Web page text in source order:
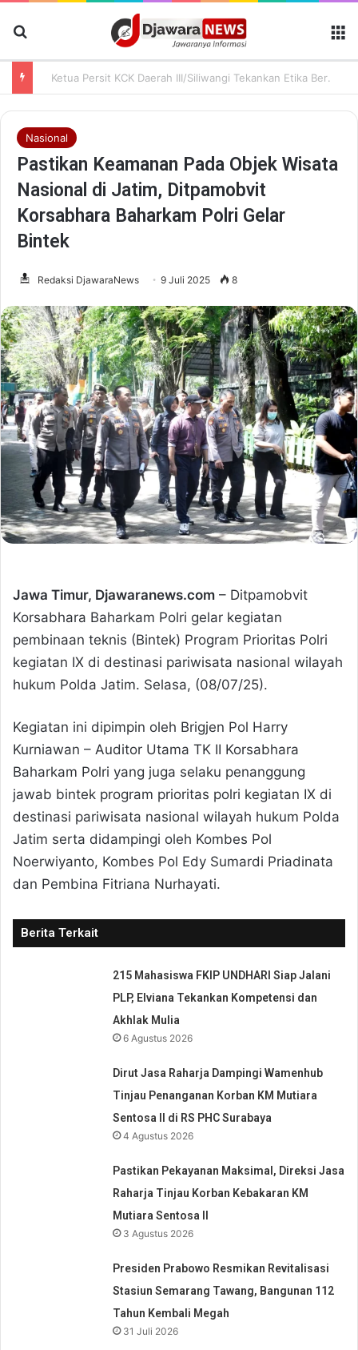
Ketua Persit KCK Daerah III/Siliwangi Tekankan Etika Bermedia Sosial dan Penguatan Peran Keluarga
Nasional
Pastikan Keamanan Pada Objek Wisata
Nasional di Jatim, Ditpamobvit
Korsabhara Baharkam Polri Gelar
Bintek
Redaksi DjawaraNews 9 Juli 2025 8
Jawa Timur, Djawaranews.com – Ditpamobvit
Korsabhara Baharkam Polri gelar kegiatan
pembinaan teknis (Bintek) Program Prioritas Polri
kegiatan IX di destinasi pariwisata nasional wilayah
hukum Polda Jatim. Selasa, (08/07/25).
Kegiatan ini dipimpin oleh Brigjen Pol Harry
Kurniawan – Auditor Utama TK II Korsabhara
Baharkam Polri yang juga selaku penanggung
jawab bintek program prioritas polri kegiatan IX di
destinasi pariwisata nasional wilayah hukum Polda
Jatim serta didampingi oleh Kombes Pol
Noerwiyanto, Kombes Pol Edy Sumardi Priadinata
dan Pembina Fitriana Nurhayati.
Berita Terkait
215 Mahasiswa FKIP UNDHARI Siap Jalani
PLP, Elviana Tekankan Kompetensi dan
Akhlak Mulia
6 Agustus 2026
Dirut Jasa Raharja Dampingi Wamenhub
Tinjau Penanganan Korban KM Mutiara
Sentosa II di RS PHC Surabaya
4 Agustus 2026
Pastikan Pekayanan Maksimal, Direksi Jasa
Raharja Tinjau Korban Kebakaran KM
Mutiara Sentosa II
3 Agustus 2026
Presiden Prabowo Resmikan Revitalisasi
Stasiun Semarang Tawang, Bangunan 112
Tahun Kembali Megah
31 Juli 2026